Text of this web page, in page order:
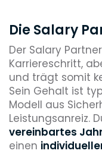
Die Salary
Der Salary
Karriereschritt,
und trägt somit
Sein Gehalt ist
Modell aus
Leistungsanreiz.
vereinbartes
einen